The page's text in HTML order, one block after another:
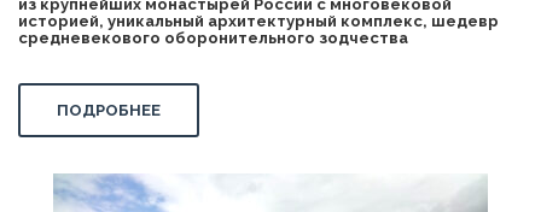
из крупнейших монастырей России с многовековой
историей, уникальный архитектурный комплекс, шедевр
средневекового оборонительного зодчества
ПОДРОБНЕЕ